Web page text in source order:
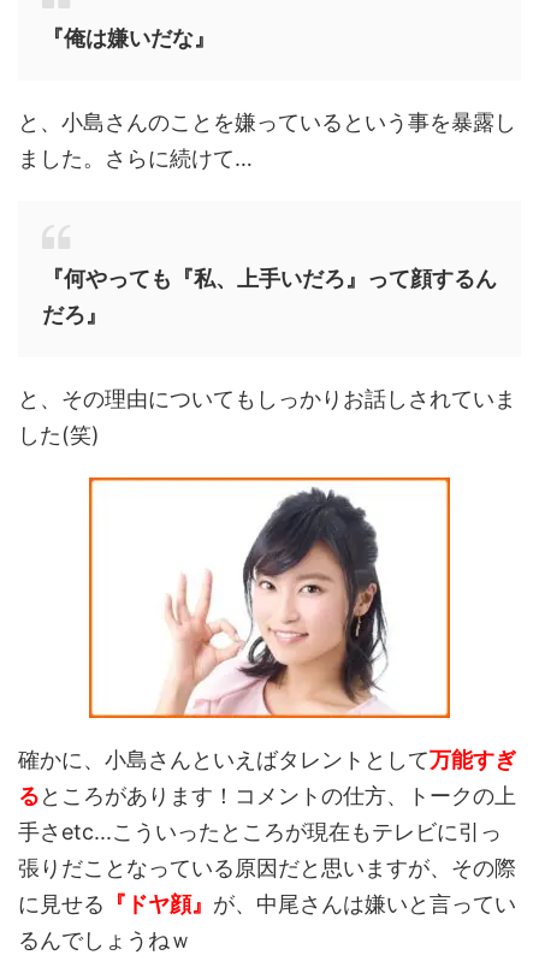
『俺は嫌いだな』
と、小島さんのことを嫌っているという事を暴露し
ました。さらに続けて…
『何やっても『私、上手いだろ』って顔するん
だろ』
と、その理由についてもしっかりお話しされていま
した(笑)
確かに、小島さんといえばタレントとして万能すぎ
るところがあります！コメントの仕方、トークの上
手さetc...こういったところが現在もテレビに引っ
張りだことなっている原因だと思いますが、その際
に見せる 『ドヤ顔』 が、中尾さんは嫌いと言ってい
るんでしょうねｗ